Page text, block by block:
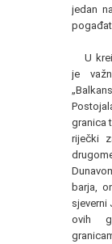
jedan
U
je
granica
riječki
barja,
sjeverni
ovih